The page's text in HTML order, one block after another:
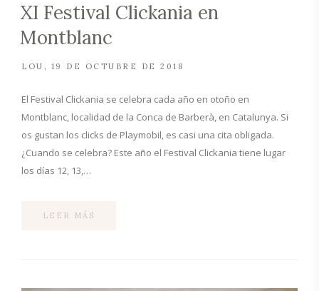
XI Festival Clickania en
Montblanc
LOU 19 DE OCTUBRE DE 2018
El Festival Clickania se celebra cada año en otoño en
Montblanc, localidad de la Conca de Barberà, en Catalunya. Si
os gustan los clicks de Playmobil, es casi una cita obligada.
¿Cuando se celebra? Este año el Festival Clickania tiene lugar
los días 12, 13,…
LEER MÁS